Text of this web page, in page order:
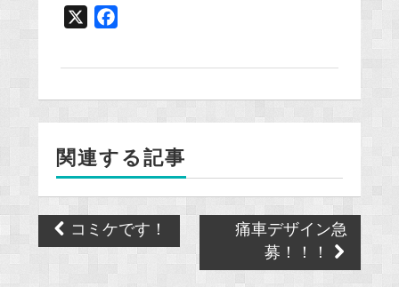
o
k
関連する記事
Post
navigation
コミケです！
痛車デザイン急
募！！！